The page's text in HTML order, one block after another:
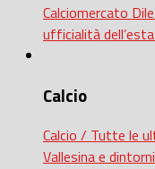
Calciomercato
ufficialità
Calcio
Calcio / Tutte le
Vallesina e